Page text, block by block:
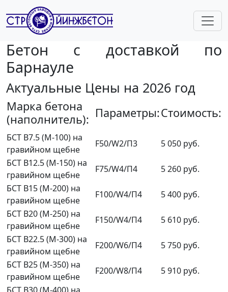
Бетон с доставкой по
Барнауле
Актуальные Цены на 2026 год
Марка бетона
(наполнитель): Параметры:Стоимость:
БСТ В7.5 (М-100) на
гравийном щебне
F50/W2/П3
5 050 руб.
БСТ В12.5 (М-150) на
гравийном щебне
F75/W4/П4
5 260 руб.
БСТ В15 (М-200) на
гравийном щебне
F100/W4/П4
5 400 руб.
БСТ В20 (М-250) на
гравийном щебне
F150/W4/П4
5 610 руб.
БСТ В22.5 (М-300) на
гравийном щебне
F200/W6/П4
5 750 руб.
БСТ В25 (М-350) на
гравийном щебне
F200/W8/П4
5 910 руб.